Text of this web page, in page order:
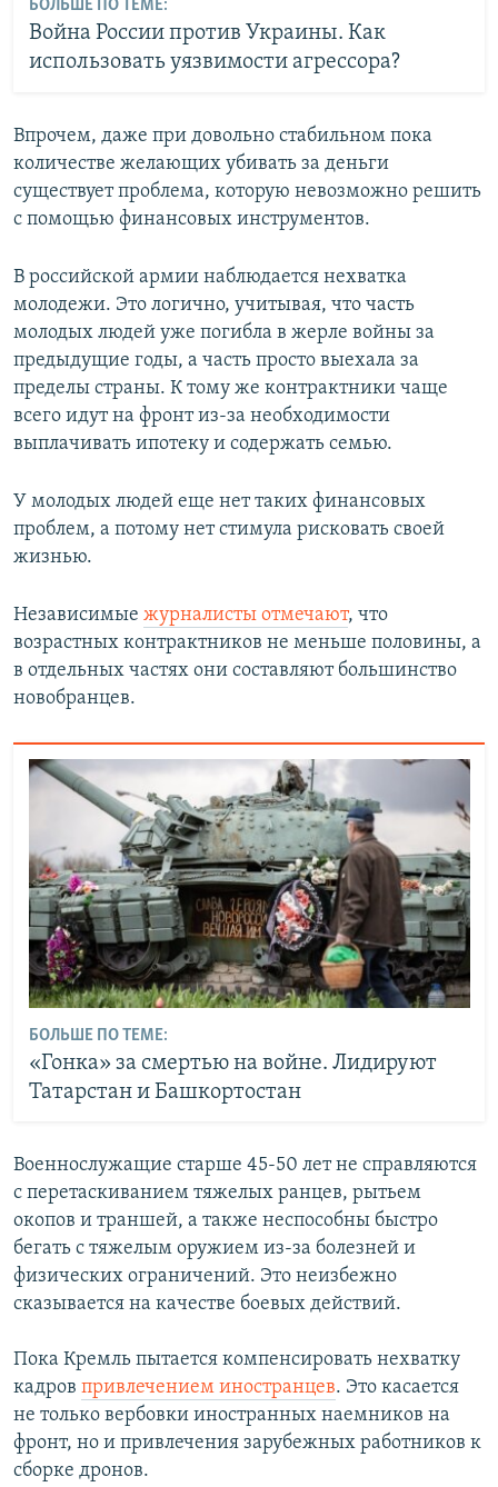
БОЛЬШЕ ПО ТЕМЕ:
Война России против Украины. Как
использовать уязвимости агрессора?
Впрочем, даже при довольно стабильном пока
количестве желающих убивать за деньги
существует проблема, которую невозможно решить
с помощью финансовых инструментов.
В российской армии наблюдается нехватка
молодежи. Это логично, учитывая, что часть
молодых людей уже погибла в жерле войны за
предыдущие годы, а часть просто выехала за
пределы страны. К тому же контрактники чаще
всего идут на фронт из-за необходимости
выплачивать ипотеку и содержать семью.
У молодых людей еще нет таких финансовых
проблем, а потому нет стимула рисковать своей
жизнью.
Независимые журналисты отмечают, что
возрастных контрактников не меньше половины, а
в отдельных частях они составляют большинство
новобранцев.
БОЛЬШЕ ПО ТЕМЕ:
«Гонка» за смертью на войне. Лидируют
Татарстан и Башкортостан
Военнослужащие старше 45-50 лет не справляются
с перетаскиванием тяжелых ранцев, рытьем
окопов и траншей, а также неспособны быстро
бегать с тяжелым оружием из-за болезней и
физических ограничений. Это неизбежно
сказывается на качестве боевых действий.
Пока Кремль пытается компенсировать нехватку
кадров привлечением иностранцев. Это касается
не только вербовки иностранных наемников на
фронт, но и привлечения зарубежных работников к
сборке дронов.